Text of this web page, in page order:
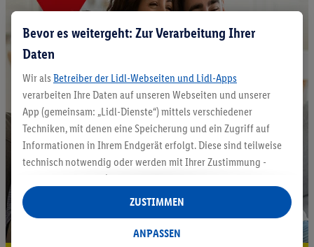
Bevor es weitergeht: Zur Verarbeitung Ihrer
Daten
Wir als Betreiber der Lidl-Webseiten und Lidl-Apps
verarbeiten Ihre Daten auf unseren Webseiten und unserer
App (gemeinsam: „Lidl-Dienste“) mittels verschiedener
Techniken, mit denen eine Speicherung und ein Zugriff auf
Informationen in Ihrem Endgerät erfolgt. Diese sind teilweise
technisch notwendig oder werden mit Ihrer Zustimmung -
auch durch Partner (u.a.
Verantwortliche; im Zusammenhang mit dem IAB TCF
insgesamt
Statistik-Erstellung oder für personalisierte Werbung
ANPASSEN
ZUSTIMMEN